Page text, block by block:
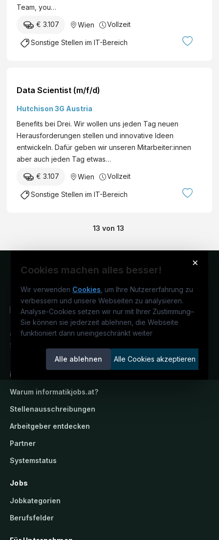
Team, you…
€ 3.107 Wien Vollzeit
Sonstige Stellen im IT-Bereich
Data Scientist (m/f/d)
Hutchison 3G Austria
Benefits bei Drei. Wir wollen uns jeden Tag neuen
Herausforderungen stellen und innovative Ideen
entwickeln. Dafür geben wir unseren Mitarbeiter:innen
aber auch jeden Tag etwas…
€ 3.107 Wien Vollzeit
Sonstige Stellen im IT-Bereich
13 von 13
×
Cookies machen alles besser!
Wir verwenden Cookies , um Ihre Nutzererfahrung zu
verbessern und unsere Webseiten zu analysieren.
Analyse-Cookies setzen wir nur mit Ihrer Zustimmung–
Sie können sie jederzeit ablehnen, die Webseite
funktioniert dann uneingeschränkt weiter
Alle ablehnen Alle Cookies akzeptieren
Österreichs IT-Karriereportal.Ein
Service der candidatis GmbH.
informatikjobs.at
Warum informatikjobs.at?
Stellenausschreibungen
Arbeitgeber entdecken
Partner
Systemstatus
Jobs
Jobkategorien
Berufsfelder